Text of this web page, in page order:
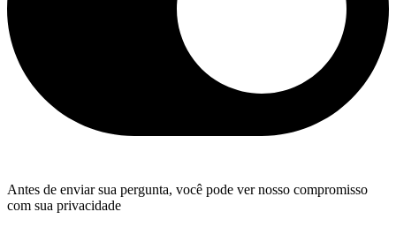
Antes de enviar sua pergunta, você pode ver nosso compromisso
com sua privacidade